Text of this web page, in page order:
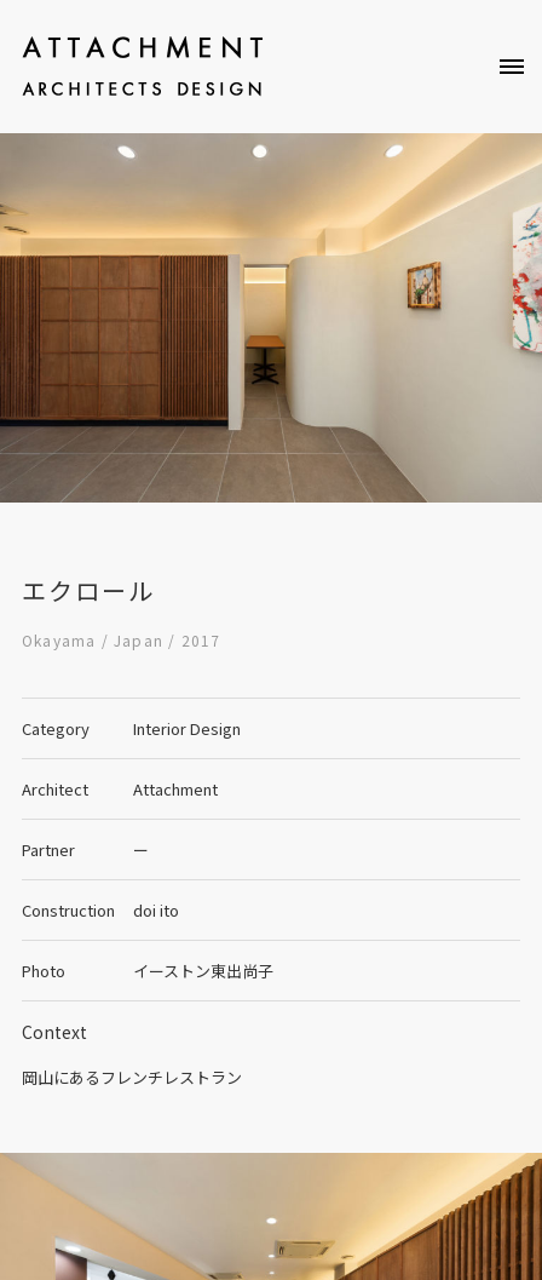
エクロール
Okayama / Japan / 2017
Category Interior Design
Architect Attachment
Partner ー
Construction doi ito
Photo イーストン東出尚子
Context
岡山にあるフレンチレストラン